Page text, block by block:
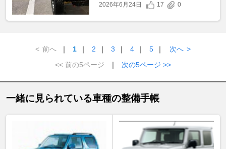
2026年6月24日 17 0
< 前へ ｜ 1 ｜ 2 ｜ 3 ｜ 4 ｜ 5 ｜ 次へ >
<< 前の5ページ
｜ 次の5ページ >>
一緒に見られている車種の整備手帳